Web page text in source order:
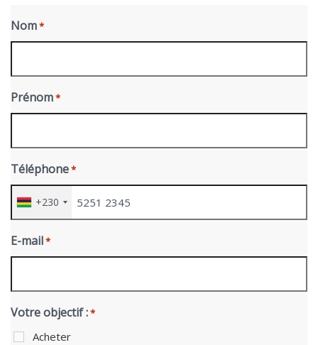
Nom*
Prénom*
Téléphone*
+230
E-mail*
Votre objectif :*
Acheter